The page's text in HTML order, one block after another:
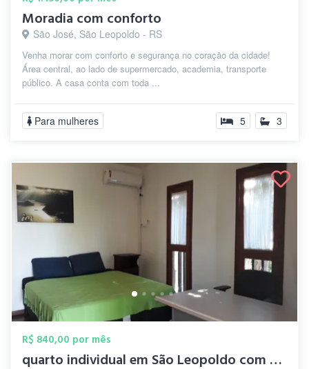
Moradia com conforto
São José, São Leopoldo - RS
Venha morar com conforto e segurança no coração da cidade!
Área central, ao lado de supermercado, academia, transporte
público. A casa conta com toda ...
Para mulheres 5 3
R$ 840,00 por mês
quarto individual em São Leopoldo com de...